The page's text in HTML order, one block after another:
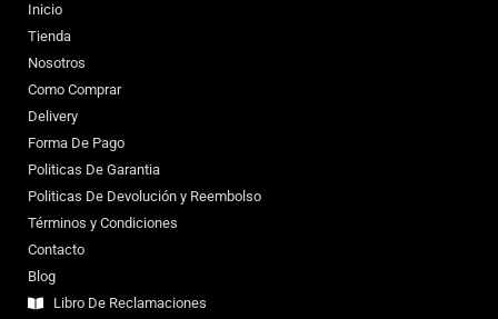
Inicio
Tienda
Nosotros
Como Comprar
Delivery
Forma De Pago
Politicas De Garantia
Politicas De Devolución y Reembolso
Términos y Condiciones
Contacto
Blog
Libro De Reclamaciones